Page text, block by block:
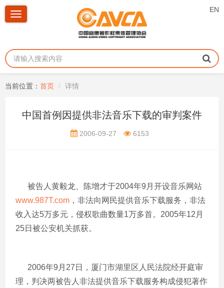
EN
Toggle
当前位置： 首页 详情
中国首例因提供非法音乐下载的审判案件
2006-09-27 6153
被告人黄毅龙、陈增才于2004年9月开设音乐网站
www.987T.com ，非法向网民提供音乐下载服务，非法
收入达5万多元，侵权歌曲数量1万多首。2005年12月
25日被公安机关抓获。
2006年9月27日，厦门市湖里区人民法院经开庭审
理，判决两被告人非法提供音乐下载服务构成侵犯著作